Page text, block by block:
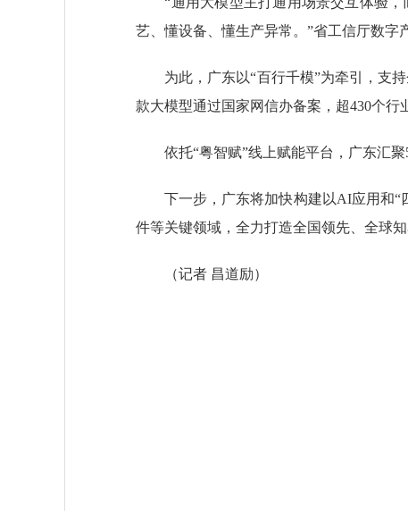
艺、懂设备、懂生产异常。”省工信厅数字
为此，广东以“百行千模”为牵引，支持
款大模型通过国家网信办备案，超430个行
依托“粤智赋”线上赋能平台，广东汇聚
下一步，广东将加快构建以AI应用和“四
件等关键领域，全力打造全国领先、全球
（记者 昌道励）